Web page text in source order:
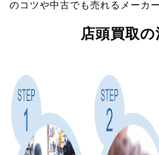
のコツや中古でも売れるメーカ
店頭買取